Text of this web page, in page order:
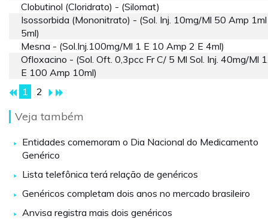
Clobutinol (cloridrato) - (silomat)
Isossorbida (mononitrato) - (sol. Inj. 10mg/ml 50 Amp
5ml)
Mesna - (sol.inj.100mg/ml 1 E 10 Amp 2 E 4ml)
Ofloxacino - (sol. Oft. 0,3pcc Fr C/ 5 Ml Sol. Inj. 40mg/ml
E 100 Amp 10ml)
1
2
Veja também
Entidades comemoram o Dia Nacional do Medicamento
Genérico
Lista telefônica terá relação de genéricos
Genéricos completam dois anos no mercado brasileiro
Anvisa registra mais dois genéricos